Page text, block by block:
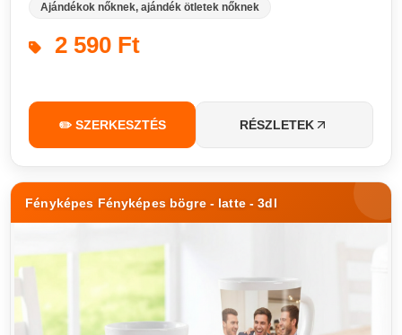
Ajándékok nőknek, ajándék ötletek nőknek
2 590 Ft
✏️ SZERKESZTÉS RÉSZLETEK
Fényképes Fényképes bögre - latte - 3dl